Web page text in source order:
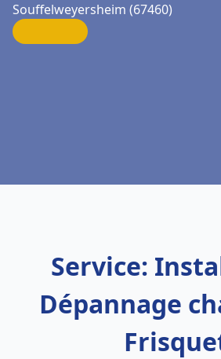
Souffelweyersheim (67460)
Service:
Dépannage